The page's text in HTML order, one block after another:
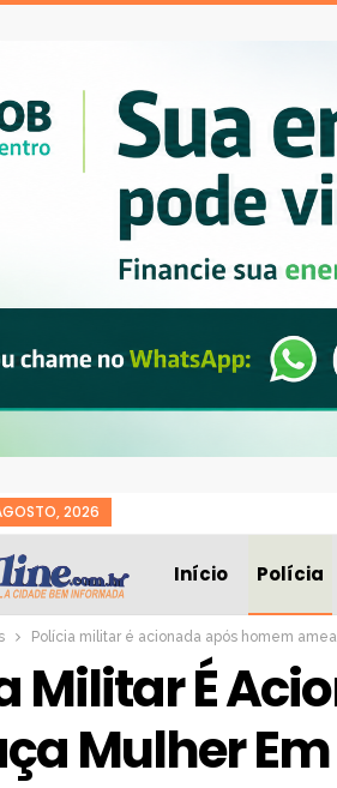
2026
Início Polícia
Polícia militar é acionada após homem
Militar É
Mulher Em